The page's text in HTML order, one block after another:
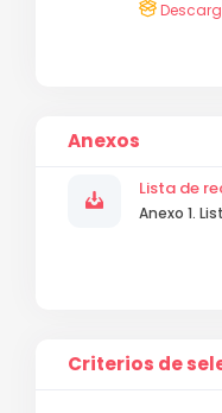
Anexos
Lista de
Anexo 1.
Criterios de